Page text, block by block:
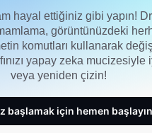
hayal ettiğiniz gibi yapın!
görüntünüzdeki
komutları kullanarak
yapay zeka mucizesiyle
veya yeniden çizin!
başlamak için hemen başlayın